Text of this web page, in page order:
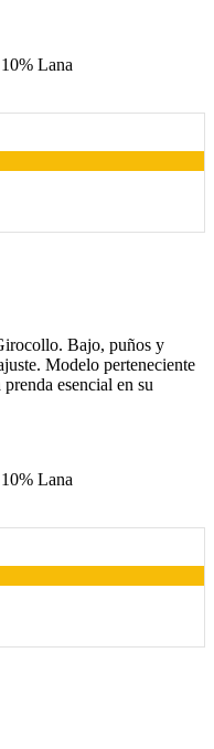
Lana
Bajo, puños y
Modelo perteneciente
esencial en su
Lana